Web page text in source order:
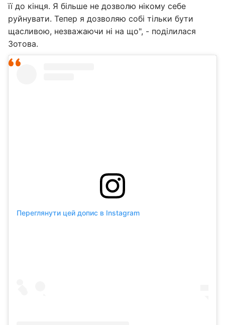
її до кінця. Я більше не дозволю нікому себе
руйнувати. Тепер я дозволяю собі тільки бути
щасливою, незважаючи ні на що", - поділилася
Зотова.
Переглянути цей допис в Instagram